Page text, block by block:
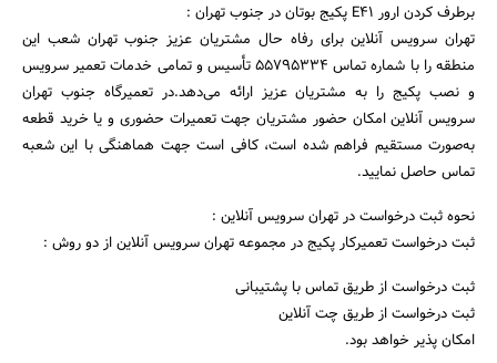
برطرف کردن ارور E41 پکیج بوتان در جنوب تهران :
تهران سرویس آنلاین برای رفاه حال مشتریان عزیز جنوب تهران شعب این
منطقه را با شماره تماس ۵۵۷۹۵۳۳۴ تأسیس و تمامی خدمات تعمیر سرویس
و نصب پکیج را به مشتریان عزیز ارائه می‌دهد.در تعمیرگاه جنوب تهران
سرویس آنلاین امکان حضور مشتریان جهت تعمیرات حضوری و یا خرید قطعه
به‌صورت مستقیم فراهم شده است، کافی است جهت هماهنگی با این شعبه
تماس حاصل نمایید.
نحوه ثبت درخواست در تهران سرویس آنلاین :
ثبت درخواست تعمیرکار پکیج در مجموعه تهران سرویس آنلاین از دو روش :
ثبت درخواست از طریق تماس با پشتیبانی
ثبت درخواست از طریق چت آنلاین
امکان پذیر خواهد بود.